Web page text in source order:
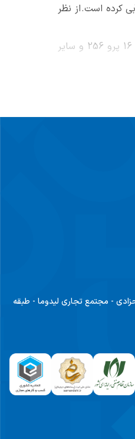
را جایگزین رنگ آبی کرده است. از نظر
در واقع آیفون 16 پرو طول و عرض بیشتری نسبت به نسخه‌های قبلی پرو دارد. همچنین اگر پیش از این آیفون 15 پرو داشته باشید خیلی زود با خرید آیفون 16 پرو 256 و سایر
- مجتمع تجاری لیدوما - طبقه